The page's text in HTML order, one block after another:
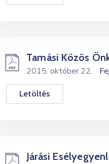
Tamási Közös
2015. október 22.
Letöltés
Járási